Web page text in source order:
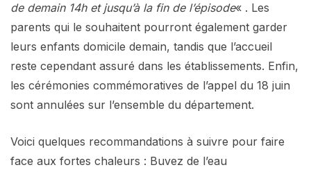
de demain 14h et jusqu’à la fin de l’épisode« . Les
parents qui le souhaitent pourront également garder
leurs enfants domicile demain, tandis que l’accueil
reste cependant assuré dans les établissements. Enfin,
les cérémonies commémoratives de l’appel du 18 juin
sont annulées sur l’ensemble du département.
Voici quelques recommandations à suivre pour faire
face aux fortes chaleurs : Buvez de l’eau